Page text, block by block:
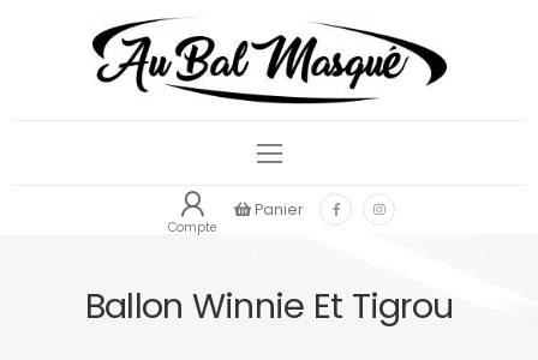
Compte
Panier
Ballon Winnie Et Tigrou